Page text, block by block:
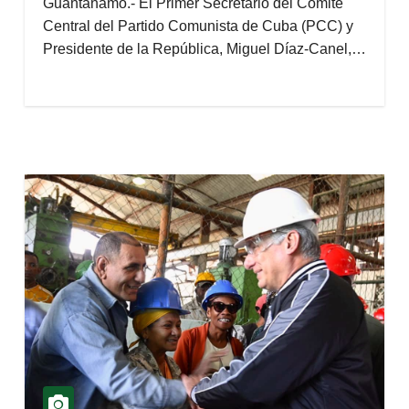
Guantánamo.- El Primer Secretario del Comité
Central del Partido Comunista de Cuba (PCC) y
Presidente de la República, Miguel Díaz-Canel,…